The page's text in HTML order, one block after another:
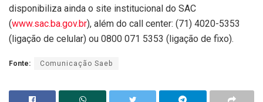
disponibiliza ainda o site institucional do SAC
(www.sac.ba.gov.br), além do call center: (71) 4020-5353
(ligação de celular) ou 0800 071 5353 (ligação de fixo).
Fonte: Comunicação Saeb